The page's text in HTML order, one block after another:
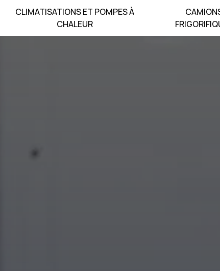
CLIMATISATIONS ET POMPES À
CHALEUR